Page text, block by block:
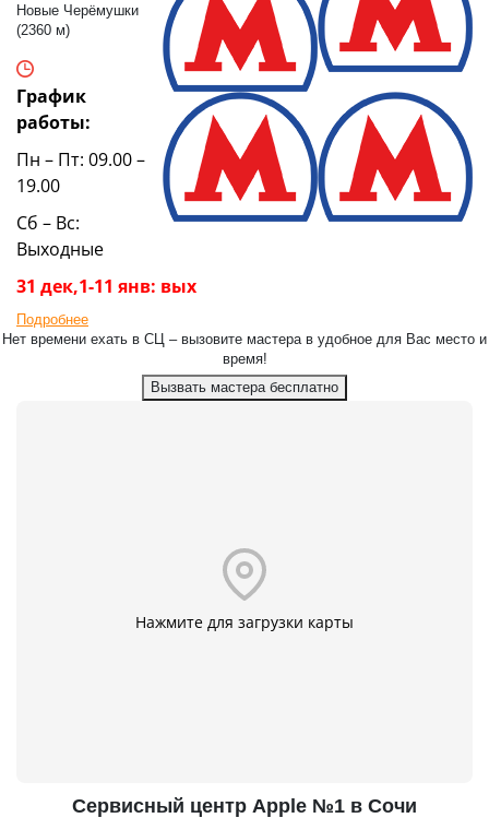
Новые Черёмушки
(2360 м)
График
работы:
Пн – Пт: 09.00 –
19.00
Сб – Вс:
Выходные
31 дек,1-11 янв: вых
Подробнее
Нет времени ехать в СЦ – вызовите мастера в удобное для Вас место и
время!
Вызвать мастера бесплатно
Нажмите для загрузки карты
Сервисный центр Apple №1 в Сочи